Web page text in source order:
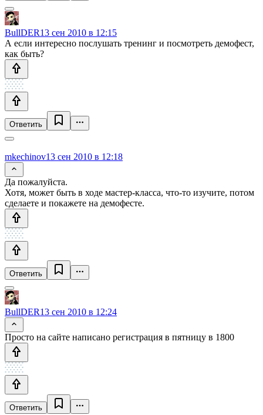
BullDER13 сен 2010 в 12:15
А если интересно послушать тренинг и посмотреть демофест,
как быть?
Ответить
mkechinov13 сен 2010 в 12:18
Да пожалуйста.
Хотя, может быть в ходе мастер-класса, что-то изучите, потом
сделаете и покажете на демофесте.
Ответить
BullDER13 сен 2010 в 12:24
Просто на сайте написано регистрация в пятницу в 1800
Ответить